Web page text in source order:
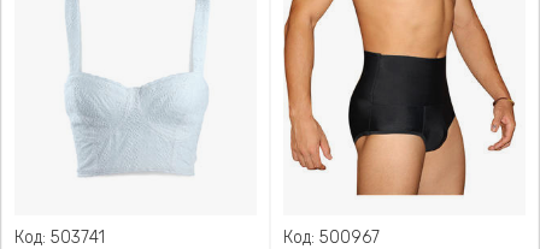
Код: 503741
Код: 500967